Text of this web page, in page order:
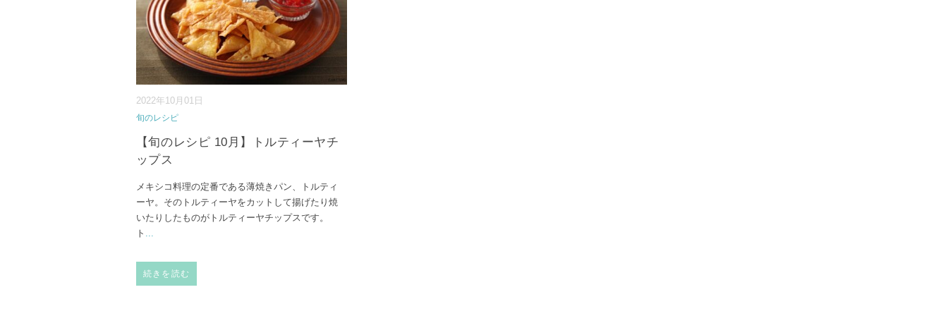
2022年10月01日
旬のレシピ
【旬のレシピ 10月】トルティーヤチ
ップス
メキシコ料理の定番である薄焼きパン、トルティ
ーヤ。そのトルティーヤをカットして揚げたり焼
いたりしたものがトルティーヤチップスです。
ト ...
続きを読む